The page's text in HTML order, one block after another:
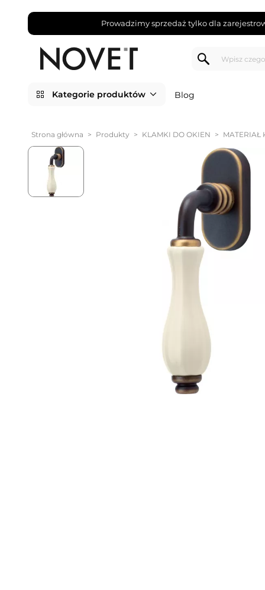
Prowadzimy sprzedaż tylko dla
Kategorie produktów Blog
Strona główna > Produkty > KLAMKI DO OKIEN > MATERIAŁ